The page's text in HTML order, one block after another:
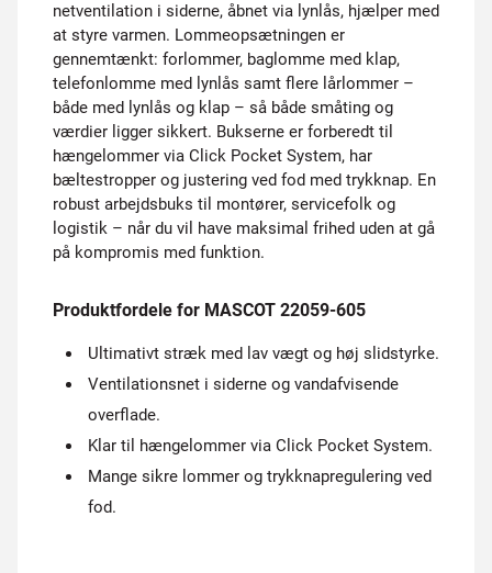
netventilation i siderne, åbnet via lynlås, hjælper med
at styre varmen. Lommeopsætningen er
gennemtænkt: forlommer, baglomme med klap,
telefonlomme med lynlås samt flere lårlommer –
både med lynlås og klap – så både småting og
værdier ligger sikkert. Bukserne er forberedt til
hængelommer via Click Pocket System, har
bæltestropper og justering ved fod med trykknap. En
robust arbejdsbuks til montører, servicefolk og
logistik – når du vil have maksimal frihed uden at gå
på kompromis med funktion.
Produktfordele for MASCOT 22059-605
Ultimativt stræk med lav vægt og høj slidstyrke.
Ventilationsnet i siderne og vandafvisende
overflade.
Klar til hængelommer via Click Pocket System.
Mange sikre lommer og trykknapregulering ved
fod.